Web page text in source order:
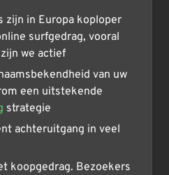
zijn in Europa koploper
surfgedrag, vooral
we actief
van uw
een uitstekende
strategie
achteruitgang in veel
koopgedrag. Bezoekers